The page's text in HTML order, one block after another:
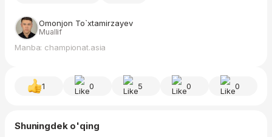
Omonjon To`xtamirzayev
Muallif
Manba: championat.asia
1 0 5 0 0
Shuningdek o'qing